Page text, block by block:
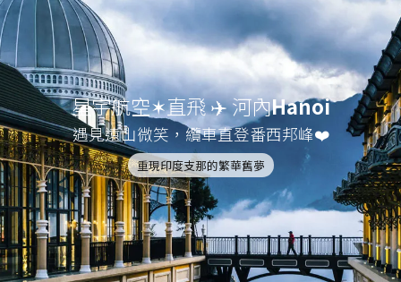
星宇航空✶直飛 ✈️ 河內Hanoi
遇見遠山微笑，纜車直登番西邦峰❤️
重現印度支那的繁華舊夢